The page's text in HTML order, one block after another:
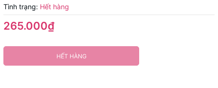
Tình trạng: Hết hàng
265.000₫
HẾT HÀNG